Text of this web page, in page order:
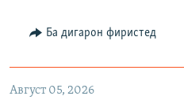
Ба дигарон фиристед
Август 05, 2026